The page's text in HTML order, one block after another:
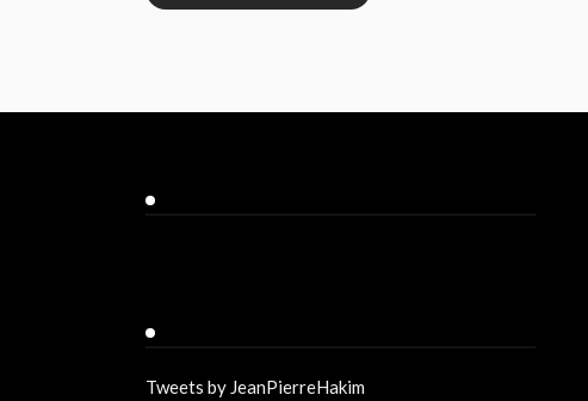
Tweets by JeanPierreHakim